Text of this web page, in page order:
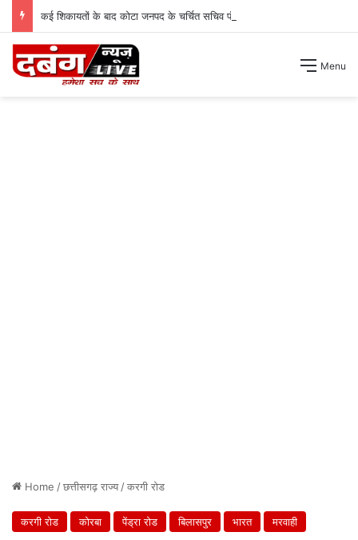
कई शिकायतों के बाद कोटा जनपद के चर्चित सचिव पंचायत से हटाए गए ।
Menu
Home /छत्तीसगढ़ राज्य/करगी रोड
करगी रोड कोरबा पेंड्रा रोड बिलासपुर भारत मरवाही